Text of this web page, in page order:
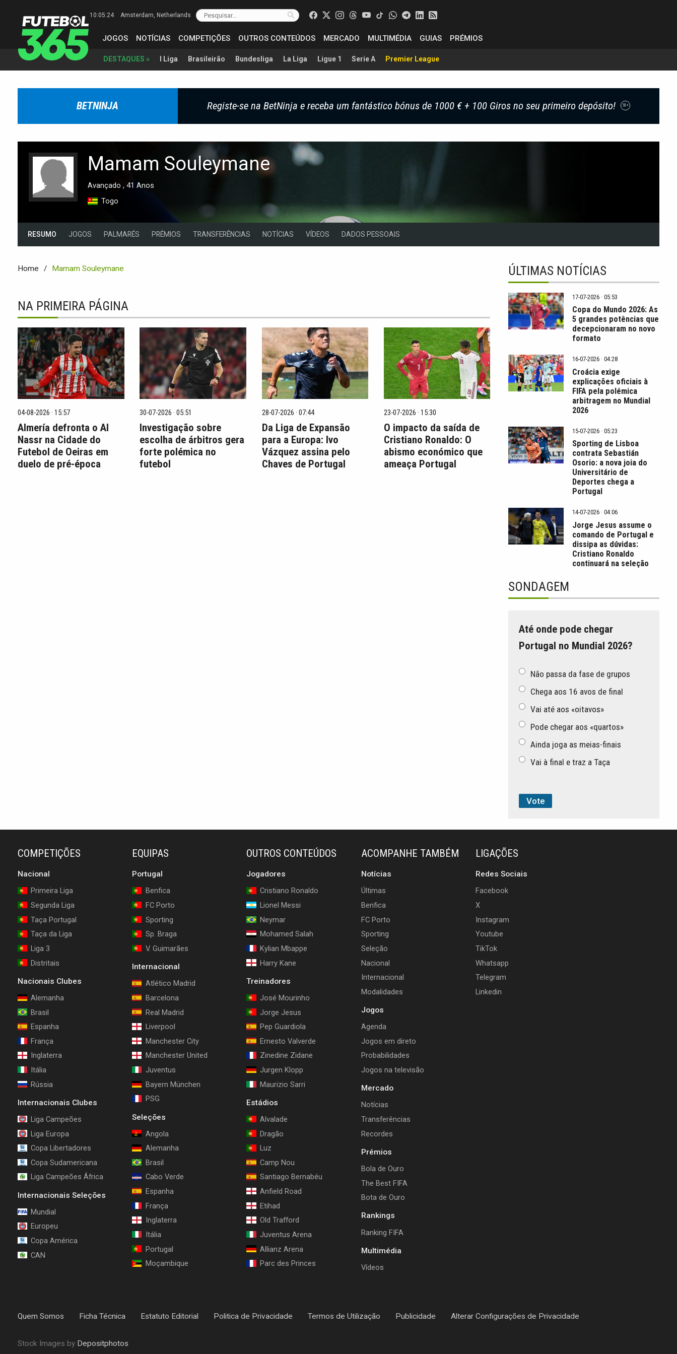
10:05:25 Amsterdam, Netherlands
JOGOS NOTÍCIAS COMPETIÇÕES OUTROS CONTEÚDOS MERCADO MULTIMÉDIA GUIAS PRÉMIOS
DESTAQUES » I Liga Brasileirão Bundesliga La Liga Ligue 1 Serie A Premier League
BETNINJA Registe-se na BetNinja e receba um fantástico bónus de 1000 € + 100 Giros no seu primeiro depósito! 18+
Mamam Souleymane
Avançado , 41 Anos
Togo
RESUMO JOGOS PALMARÉS PRÉMIOS TRANSFERÊNCIAS NOTÍCIAS VÍDEOS DADOS PESSOAIS
Home Mamam Souleymane
NA PRIMEIRA PÁGINA
04-08-2026 · 15:57
Almería defronta o Al
Nassr na Cidade do
Futebol de Oeiras em
duelo de pré-época
30-07-2026 · 05:51
Investigação sobre
escolha de árbitros gera
forte polémica no
futebol
28-07-2026 · 07:44
Da Liga de Expansão
para a Europa: Ivo
Vázquez assina pelo
Chaves de Portugal
23-07-2026 · 15:30
O impacto da saída de
Cristiano Ronaldo: O
abismo económico que
ameaça Portugal
ÚLTIMAS NOTÍCIAS
17-07-2026 · 05:53
Copa do Mundo 2026: As
5 grandes potências que
decepcionaram no novo
formato
16-07-2026 · 04:28
Croácia exige
explicações oficiais à
FIFA pela polémica
arbitragem no Mundial
2026
15-07-2026 · 05:23
Sporting de Lisboa
contrata Sebastián
Osorio: a nova joia do
Universitário de
Deportes chega a
Portugal
14-07-2026 · 04:06
Jorge Jesus assume o
comando de Portugal e
dissipa as dúvidas:
Cristiano Ronaldo
continuará na seleção
SONDAGEM
Até onde pode chegar
Portugal no Mundial 2026?
Não passa da fase de grupos
Chega aos 16 avos de final
Vai até aos «oitavos»
Pode chegar aos «quartos»
Ainda joga as meias-finais
Vai à final e traz a Taça
COMPETIÇÕES
Nacional
Primeira Liga
Segunda Liga
Taça Portugal
Taça da Liga
Liga 3
Distritais
Nacionais Clubes
Alemanha
Brasil
Espanha
França
Inglaterra
Itália
Rússia
Internacionais Clubes
Liga Campeões
Liga Europa
Copa Libertadores
Copa Sudamericana
Liga Campeões África
Internacionais Seleções
Mundial
Europeu
Copa América
CAN
EQUIPAS
Portugal
Benfica
FC Porto
Sporting
Sp. Braga
V. Guimarães
Internacional
Atlético Madrid
Barcelona
Real Madrid
Liverpool
Manchester City
Manchester United
Juventus
Bayern München
PSG
Seleções
Angola
Alemanha
Brasil
Cabo Verde
Espanha
França
Inglaterra
Itália
Portugal
Moçambique
OUTROS CONTEÚDOS
Jogadores
Cristiano Ronaldo
Lionel Messi
Neymar
Mohamed Salah
Kylian Mbappe
Harry Kane
Treinadores
José Mourinho
Jorge Jesus
Pep Guardiola
Ernesto Valverde
Zinedine Zidane
Jurgen Klopp
Maurizio Sarri
Estádios
Alvalade
Dragão
Luz
Camp Nou
Santiago Bernabéu
Anfield Road
Etihad
Old Trafford
Juventus Arena
Allianz Arena
Parc des Princes
ACOMPANHE TAMBÉM
Notícias
Últimas
Benfica
FC Porto
Sporting
Seleção
Nacional
Internacional
Modalidades
Jogos
Agenda
Jogos em direto
Probabilidades
Jogos na televisão
Mercado
Notícias
Transferências
Recordes
Prémios
Bola de Ouro
The Best FIFA
Bota de Ouro
Rankings
Ranking FIFA
Multimédia
Vídeos
LIGAÇÕES
Redes Sociais
Facebook
X
Instagram
Youtube
TikTok
Whatsapp
Telegram
Linkedin
Quem Somos Ficha Técnica Estatuto Editorial Politica de Privacidade Termos de Utilização Publicidade Alterar Configurações de Privacidade
Stock Images by Depositphotos